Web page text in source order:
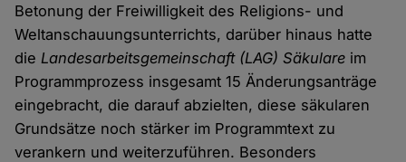
Betonung der Freiwilligkeit des Religions- und
Weltanschauungsunterrichts, darüber hinaus hatte
die Landesarbeitsgemeinschaft (LAG) Säkulare im
Programmprozess insgesamt 15 Änderungsanträge
eingebracht, die darauf abzielten, diese säkularen
Grundsätze noch stärker im Programmtext zu
verankern und weiterzuführen. Besonders